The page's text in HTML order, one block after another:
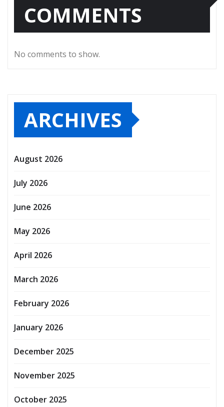
COMMENTS
No comments to show.
ARCHIVES
August 2026
July 2026
June 2026
May 2026
April 2026
March 2026
February 2026
January 2026
December 2025
November 2025
October 2025